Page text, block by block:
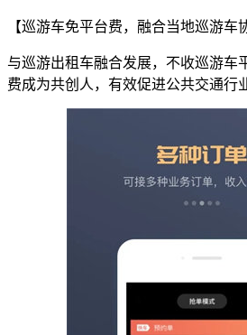
【巡游车免平台费，融合当地巡游车
与巡游出租车融合发展，不收巡游车
费成为共创人，有效促进公共交通行